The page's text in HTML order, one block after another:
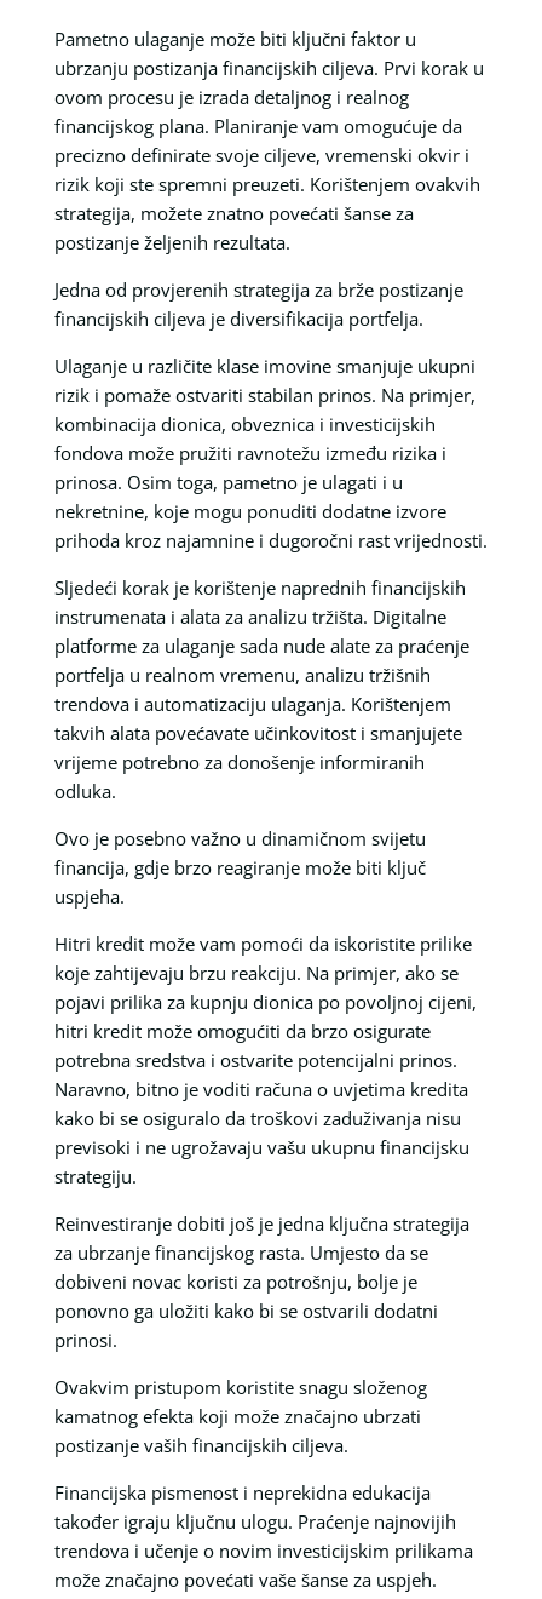
Pametno ulaganje može biti ključni faktor u
ubrzanju postizanja financijskih ciljeva. Prvi korak u
ovom procesu je izrada detaljnog i realnog
financijskog plana. Planiranje vam omogućuje da
precizno definirate svoje ciljeve, vremenski okvir i
rizik koji ste spremni preuzeti. Korištenjem ovakvih
strategija, možete znatno povećati šanse za
postizanje željenih rezultata.
Jedna od provjerenih strategija za brže postizanje
financijskih ciljeva je diversifikacija portfelja.
Ulaganje u različite klase imovine smanjuje ukupni
rizik i pomaže ostvariti stabilan prinos. Na primjer,
kombinacija dionica, obveznica i investicijskih
fondova može pružiti ravnotežu između rizika i
prinosa. Osim toga, pametno je ulagati i u
nekretnine, koje mogu ponuditi dodatne izvore
prihoda kroz najamnine i dugoročni rast vrijednosti.
Sljedeći korak je korištenje naprednih financijskih
instrumenata i alata za analizu tržišta. Digitalne
platforme za ulaganje sada nude alate za praćenje
portfelja u realnom vremenu, analizu tržišnih
trendova i automatizaciju ulaganja. Korištenjem
takvih alata povećavate učinkovitost i smanjujete
vrijeme potrebno za donošenje informiranih
odluka.
Ovo je posebno važno u dinamičnom svijetu
financija, gdje brzo reagiranje može biti ključ
uspjeha.
Hitri kredit može vam pomoći da iskoristite prilike
koje zahtijevaju brzu reakciju. Na primjer, ako se
pojavi prilika za kupnju dionica po povoljnoj cijeni,
hitri kredit može omogućiti da brzo osigurate
potrebna sredstva i ostvarite potencijalni prinos.
Naravno, bitno je voditi računa o uvjetima kredita
kako bi se osiguralo da troškovi zaduživanja nisu
previsoki i ne ugrožavaju vašu ukupnu financijsku
strategiju.
Reinvestiranje dobiti još je jedna ključna strategija
za ubrzanje financijskog rasta. Umjesto da se
dobiveni novac koristi za potrošnju, bolje je
ponovno ga uložiti kako bi se ostvarili dodatni
prinosi.
Ovakvim pristupom koristite snagu složenog
kamatnog efekta koji može značajno ubrzati
postizanje vaših financijskih ciljeva.
Financijska pismenost i neprekidna edukacija
također igraju ključnu ulogu. Praćenje najnovijih
trendova i učenje o novim investicijskim prilikama
može značajno povećati vaše šanse za uspjeh.